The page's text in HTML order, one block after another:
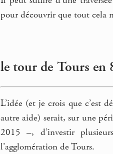
pour découvrir que tout cela
le tour de Tours en
L’idée (et je crois que c’est
autre aide) serait, sur une
2015 –, d’investir
l’agglomération de Tours.